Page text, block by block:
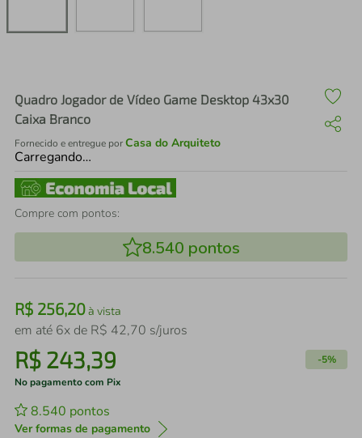
Quadro Jogador de Vídeo Game Desktop 43x30
Caixa Branco
Fornecido e entregue porCasa do Arquiteto
Carregando…
Compre com pontos:
8.540 pontos
R$ 256,20à vista
em até 6x de R$ 42,70 s/juros
R$ 243,39 -5%
No pagamento com Pix
8.540 pontos
Ver formas de pagamento